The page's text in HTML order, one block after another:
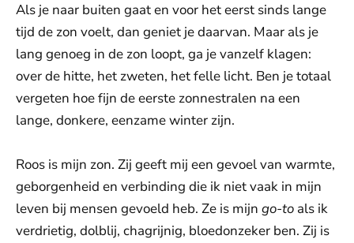
Als je naar buiten gaat en voor het eerst sinds lange
tijd de zon voelt, dan geniet je daarvan. Maar als je
lang genoeg in de zon loopt, ga je vanzelf klagen:
over de hitte, het zweten, het felle licht. Ben je totaal
vergeten hoe fijn de eerste zonnestralen na een
lange, donkere, eenzame winter zijn.
Roos is mijn zon. Zij geeft mij een gevoel van warmte,
geborgenheid en verbinding die ik niet vaak in mijn
leven bij mensen gevoeld heb. Ze is mijn go-to als ik
verdrietig, dolblij, chagrijnig, bloedonzeker ben. Zij is